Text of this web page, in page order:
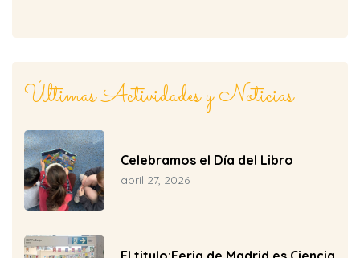
Últimas Actividades y Noticias
Celebramos el Día del Libro
abril 27, 2026